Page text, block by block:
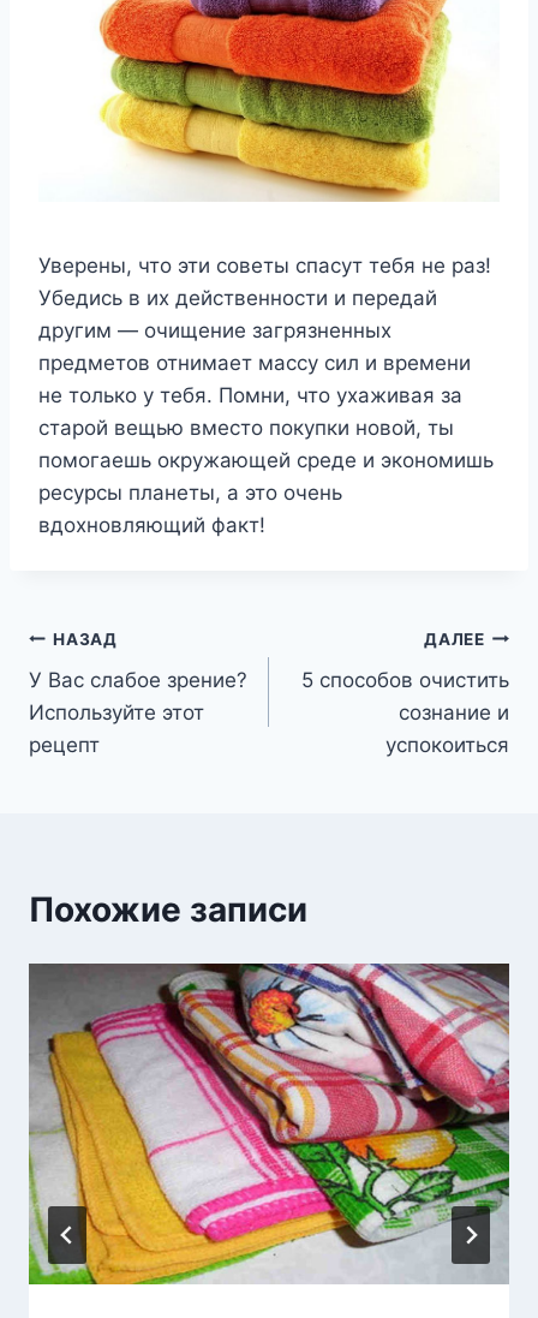
Уверены, что эти советы спасут тебя не раз!
Убедись в их действенности и передай
другим — очищение загрязненных
предметов отнимает массу сил и времени
не только у тебя. Помни, что ухаживая за
старой вещью вместо покупки новой, ты
помогаешь окружающей среде и экономишь
ресурсы планеты, а это очень
вдохновляющий факт!
Навигация
по
записям
НАЗАД
У Вас слабое зрение?
Используйте этот
рецепт
ДАЛЕЕ
5 способов очистить
сознание и
успокоиться
Похожие записи